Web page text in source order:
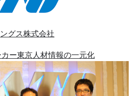
ングス株式会社
カー東京人材情報の一元化